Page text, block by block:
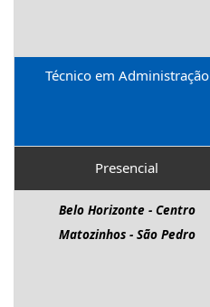
Técnico em Administração
Presencial
Belo Horizonte - Centro
Matozinhos - São Pedro